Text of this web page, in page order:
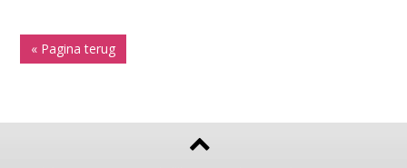
« Pagina terug